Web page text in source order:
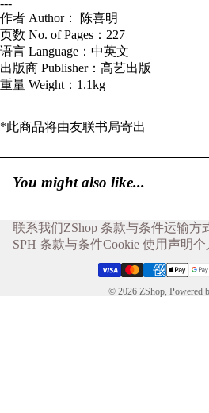
作者 Author： 陈喜明
页数 No. of Pages：227
语言 Language：中英文
出版商 Publisher：高艺出版
重量 Weight：1.1kg
*此商品将由友联书局寄出
You might also like...
联系我们ZShop 条款与条件运输方
SPH 条款与条件Cookie 使用声明个
© 2026 ZShop, Powered